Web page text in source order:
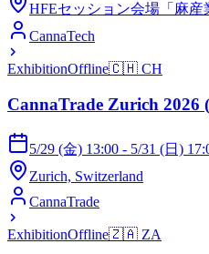
HFEセッション会場「麻産
CannaTech
ExhibitionOffline🇨🇭 CH
CannaTrade Zurich 2026
5/29 (金) 13:00 - 5/31 (日)
Zurich, Switzerland
CannaTrade
ExhibitionOffline🇿🇦 ZA